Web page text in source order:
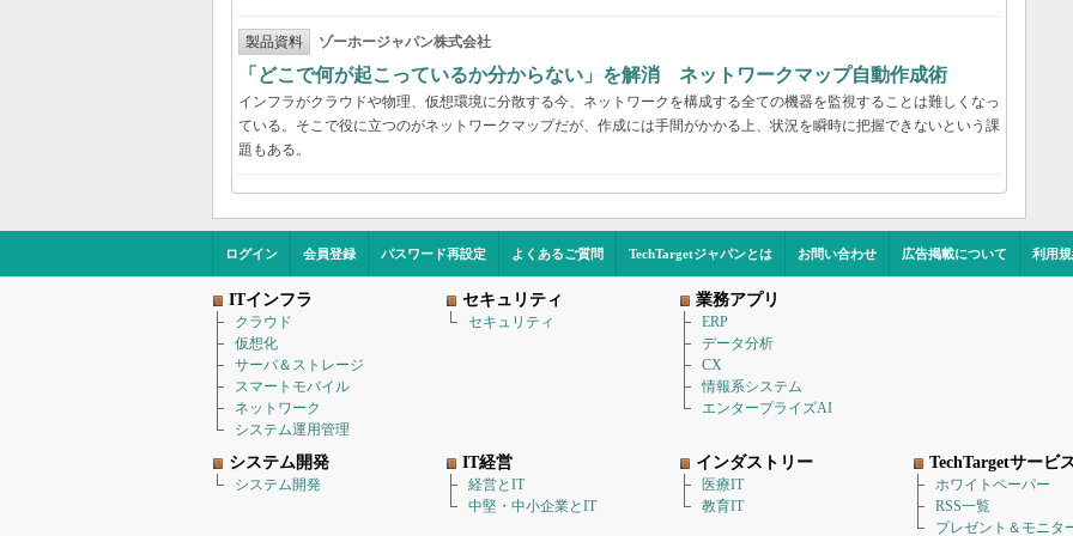
製品資料 ゾーホージャパン株式会社
「どこで何が起こっているか分からない」を解消 ネットワークマップ自動作成術
インフラがクラウドや物理、仮想環境に分散する今、ネットワークを構成する全ての機器を監視することは難しくなっ
ている。そこで役に立つのがネットワークマップだが、作成には手間がかかる上、状況を瞬時に把握できないという課
題もある。
ログイン 会員登録 パスワード再設定 よくあるご質問 TechTargetジャパンとは お問い合わせ 広告掲載について 利用
ITインフラ
クラウド
仮想化
サーバ＆ストレージ
スマートモバイル
ネットワーク
システム運用管理
セキュリティ
セキュリティ
業務アプリ
ERP
データ分析
CX
情報系システム
エンタープライズAI
システム開発
システム開発
IT経営
経営とIT
中堅・中小企業とIT
インダストリー
医療IT
教育IT
TechTargetサービ
ホワイトペーパー
RSS一覧
プレゼント＆モニタ